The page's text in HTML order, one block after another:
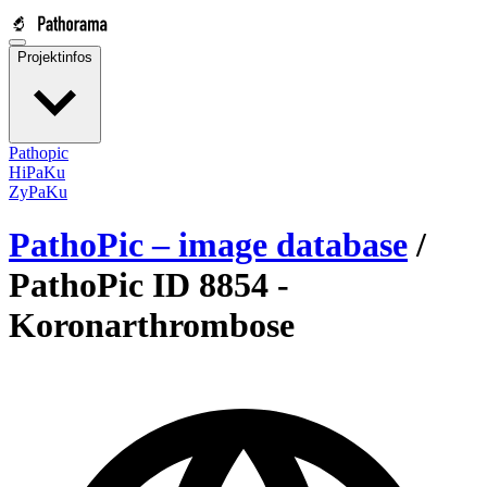
Projektinfos
Pathopic
HiPaKu
ZyPaKu
PathoPic – image database /
PathoPic ID 8854 -
Koronarthrombose